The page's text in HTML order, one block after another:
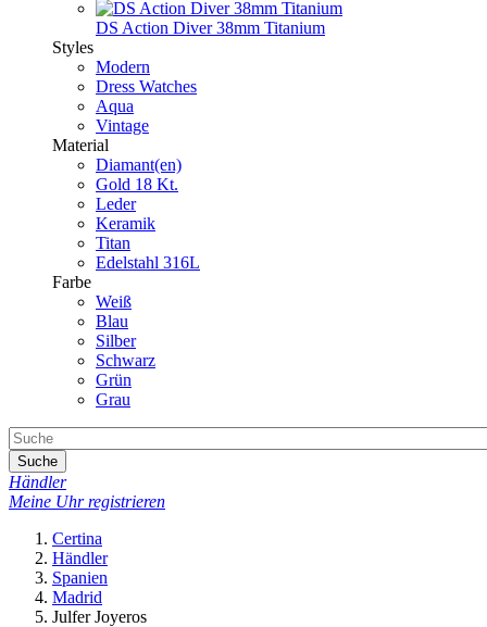
DS Action Diver 38mm Titanium
Styles
Modern
Dress Watches
Aqua
Vintage
Material
Diamant(en)
Gold 18 Kt.
Leder
Keramik
Titan
Edelstahl 316L
Farbe
Weiß
Blau
Silber
Schwarz
Grün
Grau
Suche
Händler
Meine Uhr registrieren
Certina
Händler
Spanien
Madrid
Julfer Joyeros